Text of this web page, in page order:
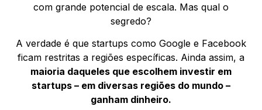
com grande potencial de escala. Mas qual o
segredo?
A verdade é que startups como Google e Facebook
ficam restritas a regiões específicas. Ainda assim, a
maioria daqueles que escolhem investir em
startups – em diversas regiões do mundo –
ganham dinheiro.